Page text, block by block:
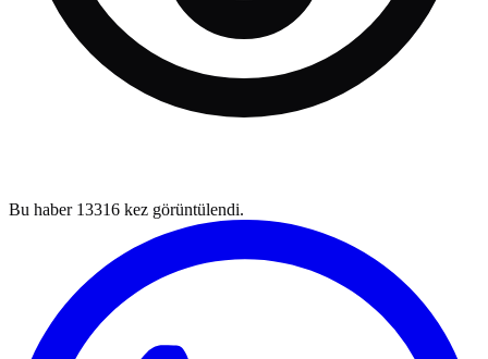
Bu haber 13316 kez görüntülendi.